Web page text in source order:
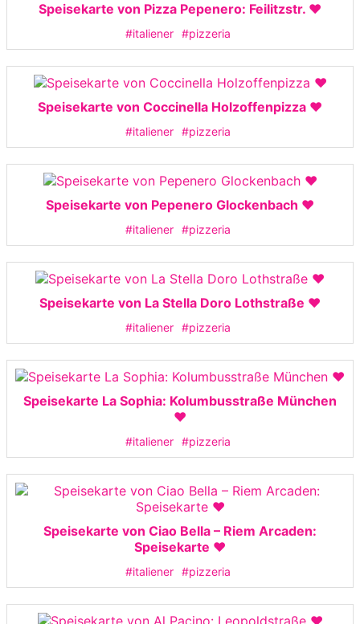
Speisekarte von Pizza Pepenero: Feilitzstr. ❤️
#italiener #pizzeria
Speisekarte von Coccinella Holzoffenpizza ❤️
#italiener #pizzeria
Speisekarte von Pepenero Glockenbach ❤️
#italiener #pizzeria
Speisekarte von La Stella Doro Lothstraße ❤️
#italiener #pizzeria
Speisekarte La Sophia: Kolumbusstraße München
❤️
#italiener #pizzeria
Speisekarte von Ciao Bella – Riem Arcaden:
Speisekarte ❤️
#italiener #pizzeria